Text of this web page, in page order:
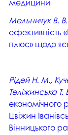
медицини
Мельничук В. В.
ефективність
плюс» щодо
Рідей Н. М.,
Теліжинська Т.
економічного
Цвіжин
Вінницького